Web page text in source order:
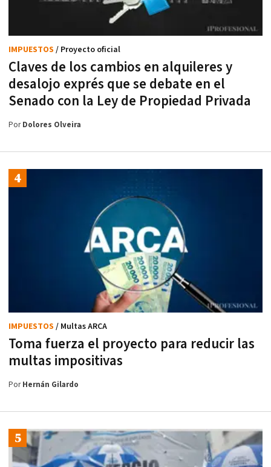
Claves de los cambios en alquileres y
desalojo exprés que se debate en el
Senado con la Ley de Propiedad Privada
IMPUESTOS / Proyecto oficial
PorDolores Olveira
Toma fuerza el proyecto para reducir las
multas impositivas
IMPUESTOS / Multas ARCA
PorHernán Gilardo